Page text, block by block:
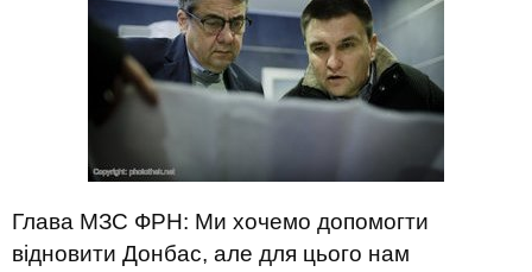
Глава МЗС ФРН: Ми хочемо допомогти
відновити Донбас, але для цього нам